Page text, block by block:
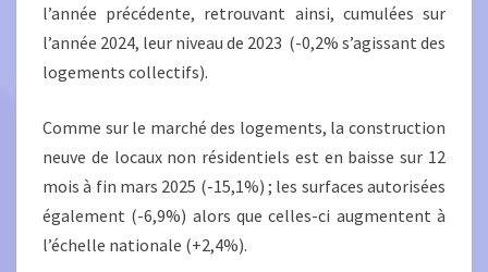
l’année précédente, retrouvant ainsi, cumulées sur
l’année 2024, leur niveau de 2023 (-0,2% s’agissant des
logements collectifs).
Comme sur le marché des logements, la construction
neuve de locaux non résidentiels est en baisse sur 12
mois à fin mars 2025 (-15,1%) ; les surfaces autorisées
également (-6,9%) alors que celles-ci augmentent à
l’échelle nationale (+2,4%).